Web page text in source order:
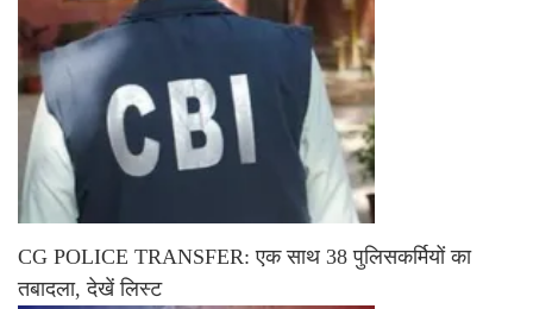
CG POLICE TRANSFER: एक साथ 38 पुलिसकर्मियों का
तबादला, देखें लिस्ट